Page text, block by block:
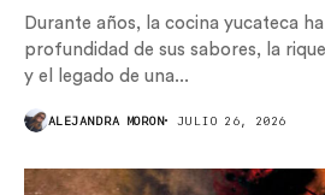
Durante años, la cocina yucateca
profundidad de sus sabores, la
y el legado de una...
ALEJANDRA MORON JULIO 26, 2026